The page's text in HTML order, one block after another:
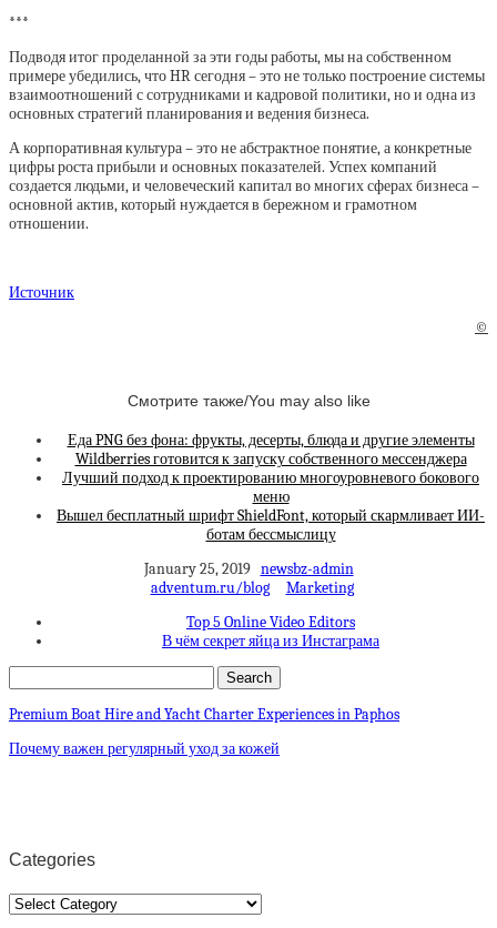
***
Подводя итог проделанной за эти годы работы, мы на собственном
примере убедились, что HR сегодня – это не только построение системы
взаимоотношений с сотрудниками и кадровой политики, но и одна из
основных стратегий планирования и ведения бизнеса.
А корпоративная культура – это не абстрактное понятие, а конкретные
цифры роста прибыли и основных показателей. Успех компаний
создается людьми, и человеческий капитал во многих сферах бизнеса –
основной актив, который нуждается в бережном и грамотном
отношении.
Источник
©
Смотрите также/You may also like
Еда PNG без фона: фрукты, десерты, блюда и другие элементы
Wildberries готовится к запуску собственного мессенджера
Лучший подход к проектированию многоуровневого бокового
меню
Вышел бесплатный шрифт ShieldFont, который скармливает ИИ-
ботам бессмыслицу
January 25, 2019 newsbz-admin
adventum.ru/blog
Marketing
Top 5 Online Video Editors
В чём секрет яйца из Инстаграма
Premium Boat Hire and Yacht Charter Experiences in Paphos
Почему важен регулярный уход за кожей
Categories
Categories